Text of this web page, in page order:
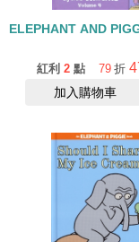
ELEPHANT AND
紅利 2 點 79 折
加入購物車